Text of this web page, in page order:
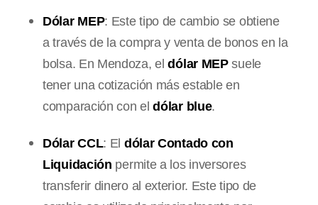
Dólar MEP: Este tipo de cambio se obtiene
a través de la compra y venta de bonos en la
bolsa. En Mendoza, eldólar MEPsuele
tener una cotización más estable en
comparación con eldólar blue.
Dólar CCL: El dólar Contado con
Liquidación permite a los inversores
transferir dinero al exterior. Este tipo de